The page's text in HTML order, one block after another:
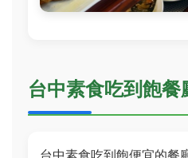
台中素食吃到飽
台中素食吃到飽便宜的餐